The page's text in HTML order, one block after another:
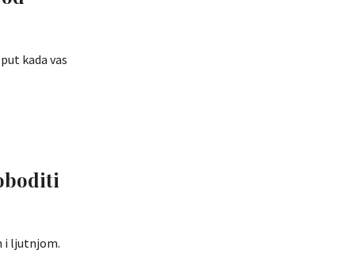
kada vas
i ljutnjom.